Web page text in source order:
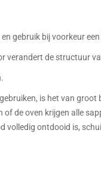
gebruik bij voorkeur
verandert de structuur
is het van
de oven krijgen alle
volledig ontdooid is,